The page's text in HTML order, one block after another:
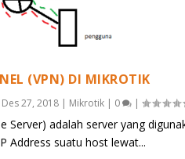
(VPN) DI MIKROTIK
Des 27, 2018 | Mikrotik | 0 |
Server) adalah server yang
Address suatu host lewat...